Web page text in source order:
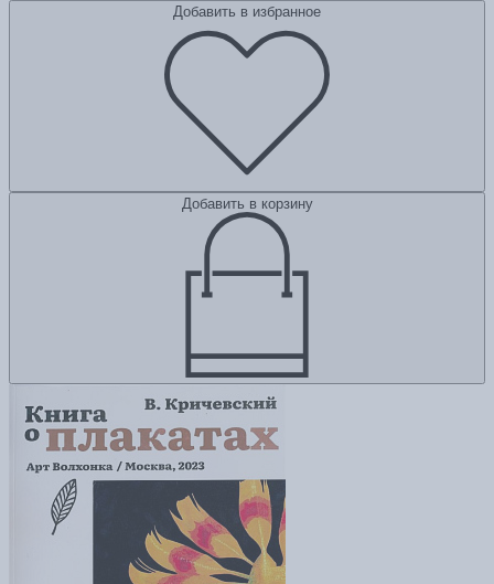
Добавить в избранное
Добавить в корзину